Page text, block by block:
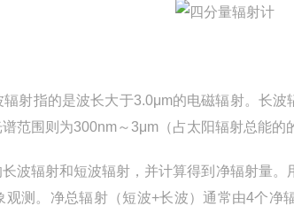
射指的是波长大于3.0μm的电磁辐射。长
范围则为300nm～3μm（占太阳辐射总能的
波辐射和短波辐射，并计算得到净辐射量
测。净总辐射（短波+长波）通常由4个